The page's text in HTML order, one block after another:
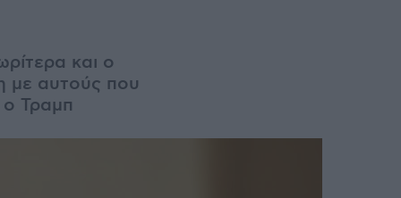
και ο
με αυτούς που
Τραμπ